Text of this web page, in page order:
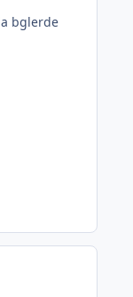
bglerde